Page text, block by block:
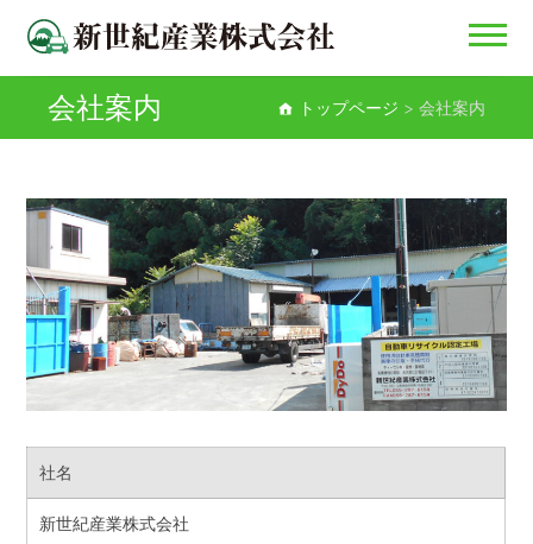
新世紀産業株式会社
会社案内 トップページ > 会社案内
社名
新世紀産業株式会社